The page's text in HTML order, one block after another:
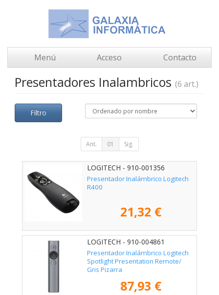
Menú Acceso Contacto
Presentadores Inalambricos (6 art.)
Filtro
Ant. 01 Sig.
LOGITECH - 910-001356
Presentador Inalámbrico Logitech
R400
21,32 €
LOGITECH - 910-004861
Presentador Inalámbrico Logitech
Spotlight Presentation Remote/
Gris Pizarra
87,93 €